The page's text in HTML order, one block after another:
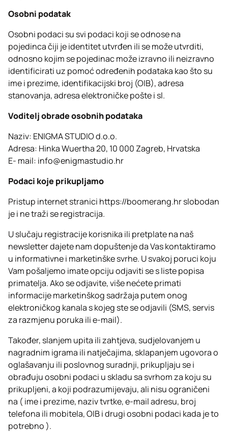
Osobni podatak
Osobni podaci su svi podaci koji se odnose na
pojedinca čiji je identitet utvrđen ili se može utvrditi,
odnosno kojim se pojedinac može izravno ili neizravno
identificirati uz pomoć određenih podataka kao što su
ime i prezime, identifikacijski broj (OIB), adresa
stanovanja, adresa elektroničke pošte i sl.
Voditelj obrade osobnih podataka
Naziv: ENIGMA STUDIO d.o.o.
Adresa: Hinka Wuertha 20, 10 000 Zagreb, Hrvatska
E- mail: info@enigmastudio.hr
Podaci koje prikupljamo
Pristup internet stranici https://boomerang.hrslobodan
je i ne traži se registracija.
U slučaju registracije korisnika ili pretplate na naš
newsletter dajete nam dopuštenje da Vas kontaktiramo
u informativne i marketinške svrhe. U svakoj poruci koju
Vam pošaljemo imate opciju odjaviti se s liste popisa
primatelja. Ako se odjavite, više nećete primati
informacije marketinškog sadržaja putem onog
elektroničkog kanala s kojeg ste se odjavili (SMS, servis
za razmjenu poruka ili e-mail).
Također, slanjem upita ili zahtjeva, sudjelovanjem u
nagradnim igrama ili natječajima, sklapanjem ugovora o
oglašavanju ili poslovnog suradnji, prikupljaju se i
obrađuju osobni podaci u skladu sa svrhom za koju su
prikupljeni, a koji podrazumijevaju, ali nisu ograničeni
na ( ime i prezime, naziv tvrtke, e-mail adresu, broj
telefona ili mobitela, OIB i drugi osobni podaci kada je to
potrebno ).